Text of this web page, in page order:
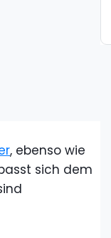
, ebenso wie
sich dem